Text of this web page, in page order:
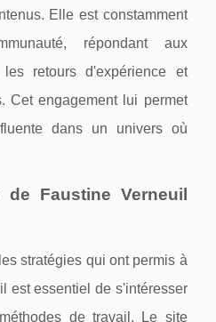
Elle est constamment
répondant aux
les retours d'expérience et
Cet engagement lui permet
dans un univers où
Faustine Verneuil
stratégies qui ont permis à
est essentiel de s'intéresser
de travail. Le site